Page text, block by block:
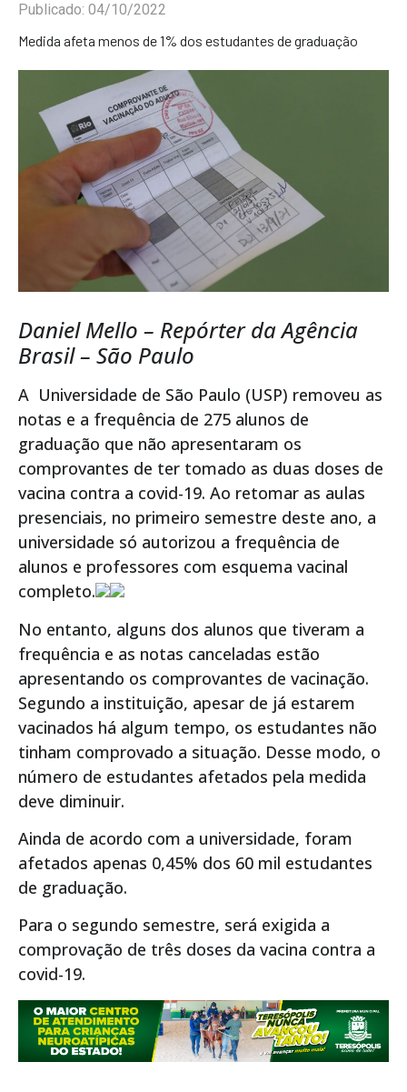
Publicado: 04/10/2022
Medida afeta menos de 1% dos estudantes de graduação
Daniel Mello – Repórter da Agência
Brasil – São Paulo
A Universidade de São Paulo (USP) removeu as
notas e a frequência de 275 alunos de
graduação que não apresentaram os
comprovantes de ter tomado as duas doses de
vacina contra a covid-19. Ao retomar as aulas
presenciais, no primeiro semestre deste ano, a
universidade só autorizou a frequência de
alunos e professores com esquema vacinal
completo.
No entanto, alguns dos alunos que tiveram a
frequência e as notas canceladas estão
apresentando os comprovantes de vacinação.
Segundo a instituição, apesar de já estarem
vacinados há algum tempo, os estudantes não
tinham comprovado a situação. Desse modo, o
número de estudantes afetados pela medida
deve diminuir.
Ainda de acordo com a universidade, foram
afetados apenas 0,45% dos 60 mil estudantes
de graduação.
Para o segundo semestre, será exigida a
comprovação de três doses da vacina contra a
covid-19.